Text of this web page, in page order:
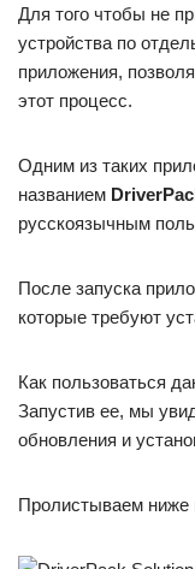
Для того чтобы не
устройства по
приложения,
этот процесс.
Одним из таких
названием
русскоязычным
После запуска
которые требуют
Как пользоваться
Запустив ее, мы
обновления и
Пролистываем ниже